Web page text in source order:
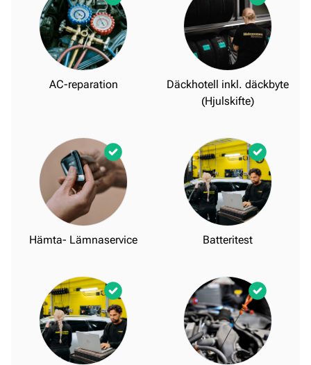
AC-reparation
Däckhotell inkl. däckbyte
(Hjulskifte)
Hämta- Lämnaservice Batteritest